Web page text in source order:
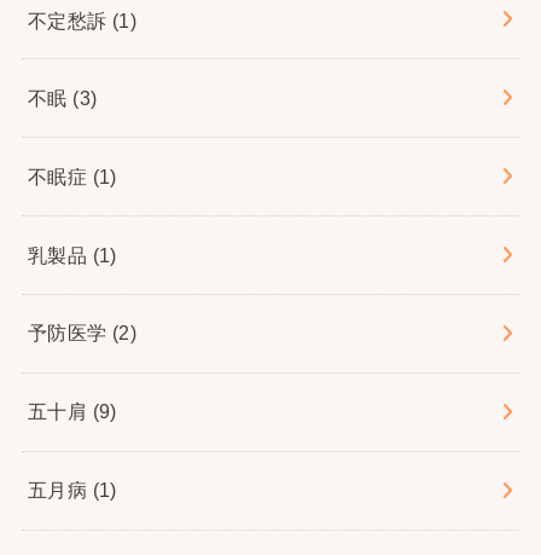
不定愁訴 (1)
不眠 (3)
不眠症 (1)
乳製品 (1)
予防医学 (2)
五十肩 (9)
五月病 (1)